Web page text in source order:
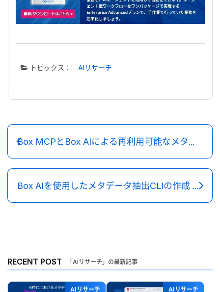
トピックス： AIリサーチ
Box MCPとBox AIによる再利用可能なメタデータ抽出エージェントスキルの構築
Box AIを使用したメタデータ抽出CLIの作成 — agents.mdを仕様として使用
RECENT POST 「AIリサーチ」の最新記事
AIリサーチ AIリサーチ